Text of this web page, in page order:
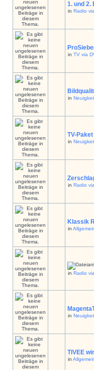
1. und 2.
in Radio
in TV via
in
TV-
in
in Radio
Klassik
in
in Radio
in
TIVEE
in